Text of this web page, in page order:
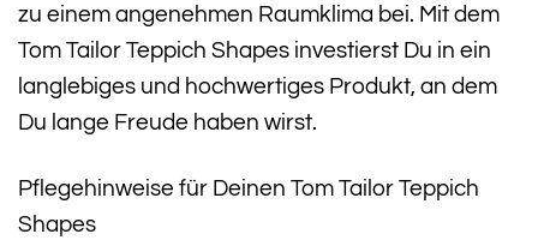
zu einem angenehmen Raumklima bei. Mit dem
Tom Tailor Teppich Shapes investierst Du in ein
langlebiges und hochwertiges Produkt, an dem
Du lange Freude haben wirst.
Pflegehinweise für Deinen Tom Tailor Teppich
Shapes